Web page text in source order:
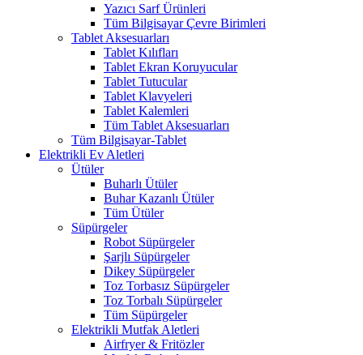
Yazıcı Sarf Ürünleri
Tüm Bilgisayar Çevre Birimleri
Tablet Aksesuarları
Tablet Kılıfları
Tablet Ekran Koruyucular
Tablet Tutucular
Tablet Klavyeleri
Tablet Kalemleri
Tüm Tablet Aksesuarları
Tüm Bilgisayar-Tablet
Elektrikli Ev Aletleri
Ütüler
Buharlı Ütüler
Buhar Kazanlı Ütüler
Tüm Ütüler
Süpürgeler
Robot Süpürgeler
Şarjlı Süpürgeler
Dikey Süpürgeler
Toz Torbasız Süpürgeler
Toz Torbalı Süpürgeler
Tüm Süpürgeler
Elektrikli Mutfak Aletleri
Airfryer & Fritözler